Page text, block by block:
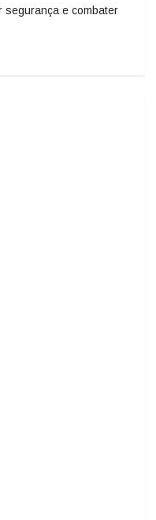
segurança e combater